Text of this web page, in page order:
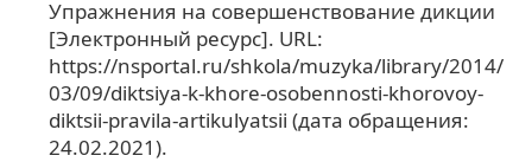
Упражнения на совершенствование дикции
[Электронный ресурс]. URL:
https://nsportal.ru/shkola/muzyka/library/2014/
03/09/diktsiya-k-khore-osobennosti-khorovoy-
diktsii-pravila-artikulyatsii (дата обращения:
24.02.2021).